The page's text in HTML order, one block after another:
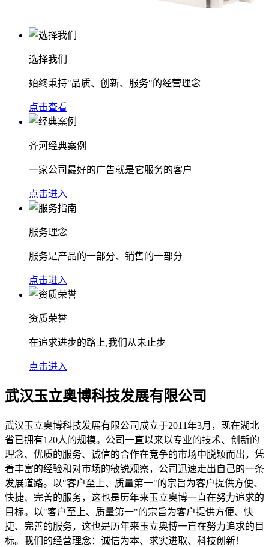
选择我们
始终秉持"品质、创新、服务"的经营理念
点击查看
齐河经典案例
一家公司最好的广告就是它服务的客户
点击进入
服务理念
服务是产品的一部分、销售的一部分
点击进入
资质荣誉
在追求进步的路上,我们从未止步
点击进入
武汉玉立奥博科技发展有限公司
武汉玉立奥博科技发展有限公司成立于2011年3月，现在湖北
省已拥有120人的规模。公司一直以来以专业的技术、创新的
理念、优质的服务、诚信的合作在竞争的市场中脱颖而出，凭
着丰富的经验和对市场的敏锐观察，公司迅速走出自己的一条
发展道路。以"客户至上、质量第一"的宗旨为客户提供方便、
快捷、完善的服务，这也是历年来玉立奥博一直在努力追求的
目标。以"客户至上、质量第一"的宗旨为客户提供方便、快
捷、完善的服务，这也是历年来玉立奥博一直在努力追求的目
标。我们的经营理念：诚信为本、求实进取、科技创新！